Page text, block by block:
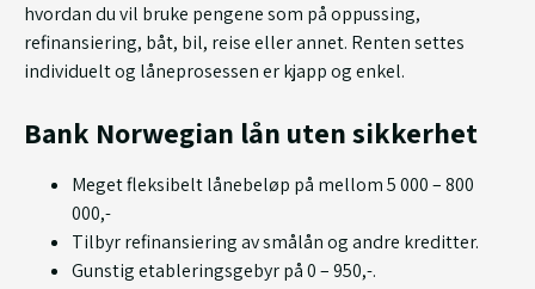
hvordan du vil bruke pengene som på oppussing,
refinansiering, båt, bil, reise eller annet. Renten settes
individuelt og låneprosessen er kjapp og enkel.
Bank Norwegian lån uten sikkerhet
Meget fleksibelt lånebeløp på mellom 5 000 – 800
000,-
Tilbyr refinansiering av smålån og andre kreditter.
Gunstig etableringsgebyr på 0 – 950,-.